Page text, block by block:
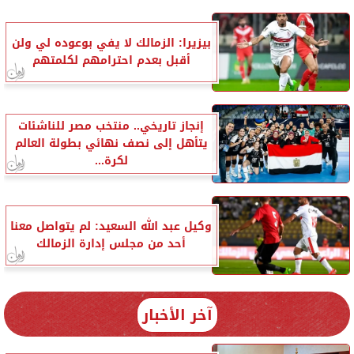
بيزيرا: الزمالك لا يفي بوعوده لي ولن
أقبل بعدم احترامهم لكلمتهم
إنجاز تاريخي.. منتخب مصر للناشئات
يتأهل إلى نصف نهائي بطولة العالم
لكرة...
وكيل عبد الله السعيد: لم يتواصل معنا
أحد من مجلس إدارة الزمالك
آخر الأخبار